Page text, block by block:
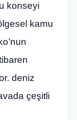
konseyi
kamu
deniz
çeşitli